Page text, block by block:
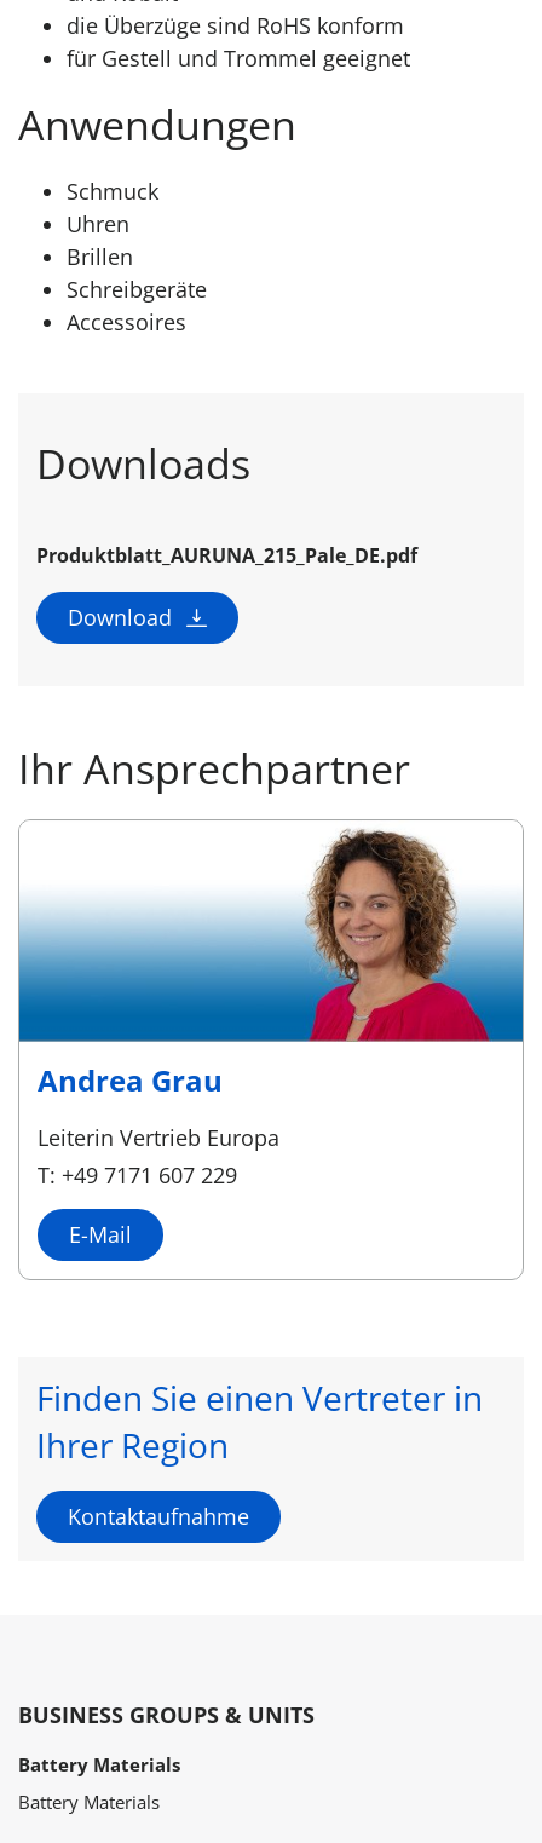
die Überzüge sind RoHS konform
für Gestell und Trommel geeignet
Anwendungen
Schmuck
Uhren
Brillen
Schreibgeräte
Accessoires
Downloads
Produktblatt_AURUNA_215_Pale_DE.pdf
Download
Ihr Ansprechpartner
Andrea Grau
Leiterin Vertrieb Europa
T: +49 7171 607 229
E-Mail
Finden Sie einen Vertreter in
Ihrer Region
Kontaktaufnahme
BUSINESS GROUPS & UNITS
Battery Materials
Battery Materials